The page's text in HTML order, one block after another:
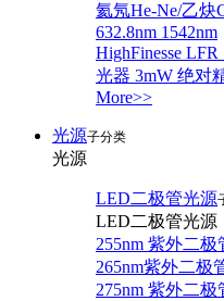
氦氖He-Ne/乙炔
632.8nm 1542nm
HighFinesse
光器 3mW 绝对
More>>
光源子分类
光源
LED二极管光源
LED二极管光源
255nm 紫外二极
265nm紫外二极
275nm 紫外二极